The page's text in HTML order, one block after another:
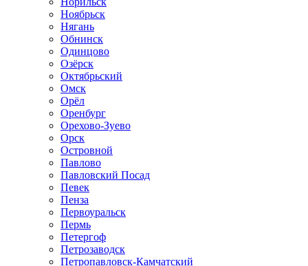
Ноябрьск
Нягань
Обнинск
Одинцово
Озёрск
Октябрьский
Омск
Орёл
Оренбург
Орехово-Зуево
Орск
Островной
Павлово
Павловский Посад
Певек
Пенза
Первоуральск
Пермь
Петергоф
Петрозаводск
Петропавловск-Камчатский